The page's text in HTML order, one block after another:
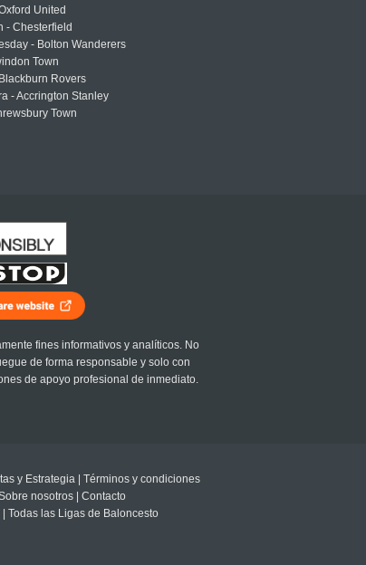
United
- Chesterfield
- Bolton Wanderers
Town
Rovers
- Accrington Stanley
Town
fines informativos y analíticos. No
de forma responsable y solo con
de apoyo profesional de inmediato.
y Estrategia
Términos y condiciones
nosotros
Contacto
Todas las Ligas de Baloncesto